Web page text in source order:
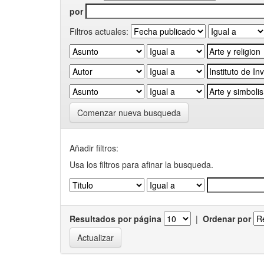
por
Filtros actuales:
Comenzar nueva busqueda
Añadir filtros:
Usa los filtros para afinar la busqueda.
Resultados por página | Ordenar por